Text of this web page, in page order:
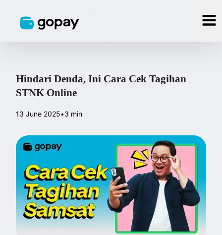
Hindari Denda, Ini Cara Cek Tagihan
STNK Online
13 June 2025•3 min